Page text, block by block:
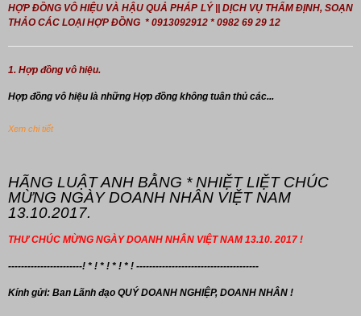
HỢP ĐỒNG VÔ HIỆU VÀ HẬU QUẢ PHÁP LÝ || DỊCH VỤ THẨM ĐỊNH, SOẠN
THẢO CÁC LOẠI HỢP ĐỒNG * 0913092912 * 0982 69 29 12
1. Hợp đồng vô hiệu.
Hợp đồng vô hiệu là những Hợp đồng không tuân thủ các...
Xem chi tiết
HÃNG LUẬT ANH BẰNG * NHIỆT LIỆT CHÚC
MỪNG NGÀY DOANH NHÂN VIỆT NAM
13.10.2017.
THƯ CHÚC MỪNG NGÀY DOANH NHÂN VIỆT NAM 13.10. 2017 !
-----------------------! * ! * ! * ! * ! --------------------------------------
Kính gửi: Ban Lãnh đạo QUÝ DOANH NGHIỆP, DOANH NHÂN !